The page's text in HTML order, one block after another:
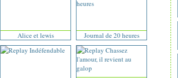
Alice et lewis Journal de 20 heures